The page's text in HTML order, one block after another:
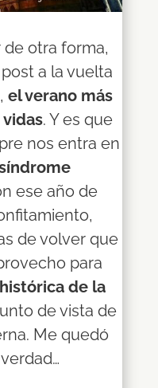
otra forma,
a la vuelta
el verano más
. Y es que
nos entra en
ese año de
de volver que
para
de la
de vista de
Me quedó